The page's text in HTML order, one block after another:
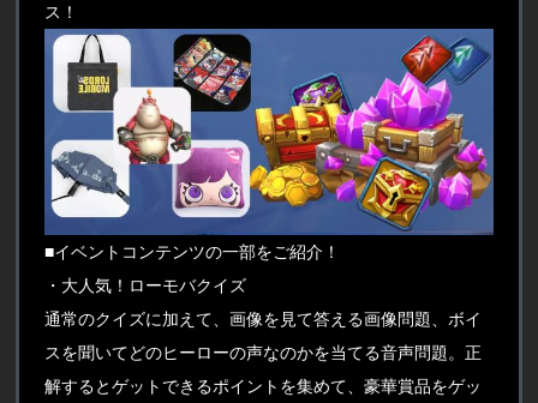
ス！
■イベントコンテンツの一部をご紹介！
・大人気！ローモバクイズ
通常のクイズに加えて、画像を見て答える画像問題、ボイ
スを聞いてどのヒーローの声なのかを当てる音声問題。正
解するとゲットできるポイントを集めて、豪華賞品をゲッ